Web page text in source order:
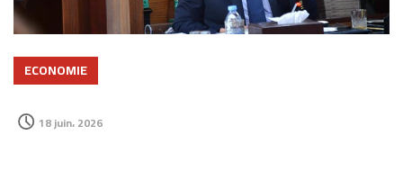
ECONOMIE
18 juin، 2026